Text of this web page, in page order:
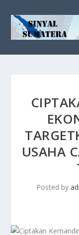
USAHA
Posted by